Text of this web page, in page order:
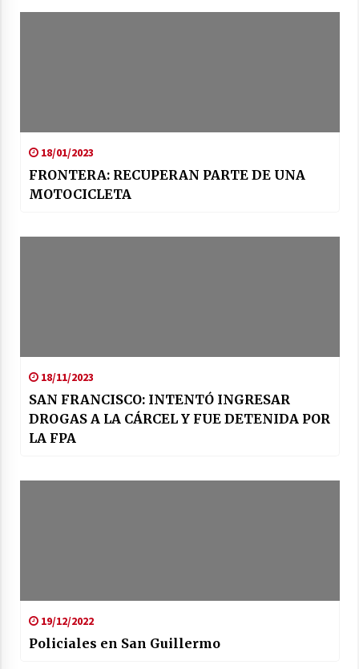
18/01/2023
FRONTERA: RECUPERAN PARTE DE UNA
MOTOCICLETA
18/11/2023
SAN FRANCISCO: INTENTÓ INGRESAR
DROGAS A LA CÁRCEL Y FUE DETENIDA POR
LA FPA
19/12/2022
Policiales en San Guillermo